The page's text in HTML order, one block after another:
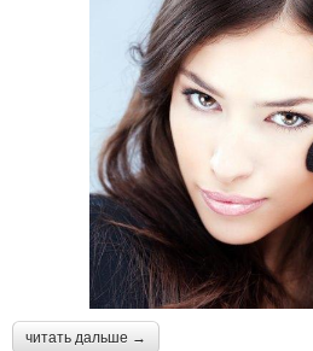
читать дальше →